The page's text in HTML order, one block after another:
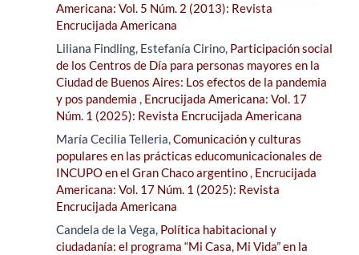
Americana: Vol. 5 Núm. 2 (2013): Revista
Encrucijada Americana
Liliana Findling, Estefanía Cirino, Participación social
de los Centros de Día para personas mayores en la
Ciudad de Buenos Aires: Los efectos de la pandemia
y pos pandemia , Encrucijada Americana: Vol. 17
Núm. 1 (2025): Revista Encrucijada Americana
María Cecilia Telleria,Comunicación y culturas
populares en las prácticas educomunicacionales de
INCUPO en el Gran Chaco argentino, Encrucijada
Americana: Vol. 17 Núm. 1 (2025): Revista
Encrucijada Americana
Candela de la Vega, Política habitacional y
ciudadanía: el programa “Mi Casa, Mi Vida” en la